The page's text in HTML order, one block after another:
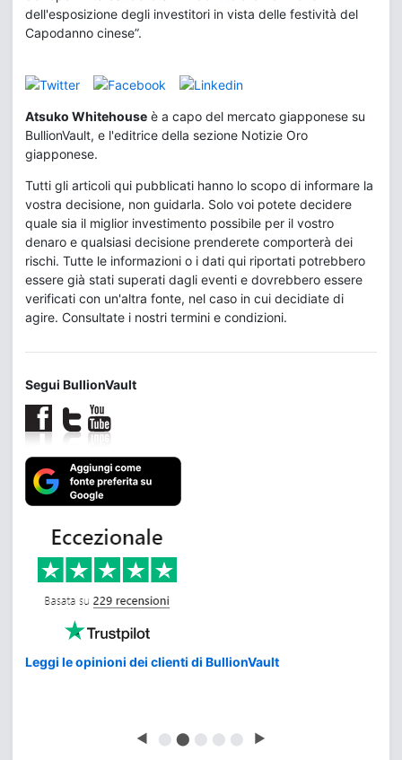
dell'esposizione degli investitori in vista delle festività del
Capodanno cinese”.
Atsuko Whitehouse è a capo del mercato giapponese su
BullionVault, e l'editrice della sezione Notizie Oro
giapponese.
Tutti gli articoli qui pubblicati hanno lo scopo di informare la
vostra decisione, non guidarla. Solo voi potete decidere
quale sia il miglior investimento possibile per il vostro
denaro e qualsiasi decisione prenderete comporterà dei
rischi. Tutte le informazioni o i dati qui riportati potrebbero
essere già stati superati dagli eventi e dovrebbero essere
verificati con un'altra fonte, nel caso in cui decidiate di
agire. Consultate i nostri termini e condizioni.
Segui BullionVault
Leggi le opinioni dei clienti di BullionVault
◀ ⬤ ⬤ ⬤ ⬤ ⬤ ▶